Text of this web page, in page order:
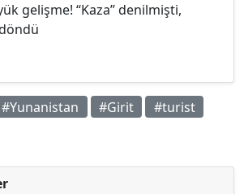
gelişme! “Kaza” denilmişti,
#Yunanistan #Girit
#turist